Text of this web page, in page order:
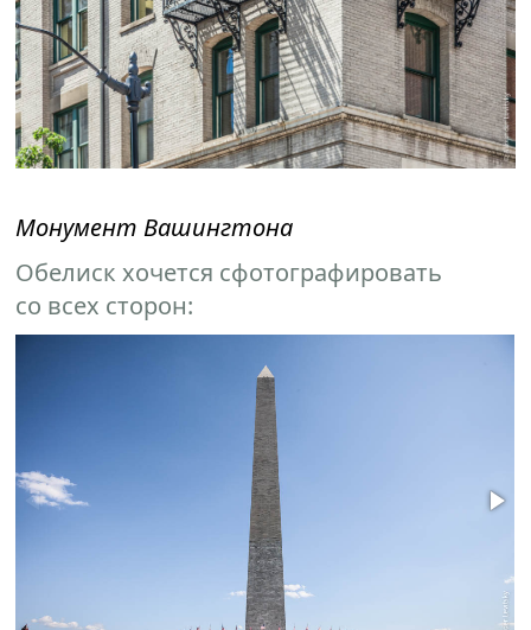
Монумент Вашингтона
Обелиск хочется сфотографировать
со всех сторон: